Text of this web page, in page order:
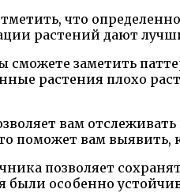
что
растений дают
сможете заметить
растения плохо
вам
поможет вам
позволяет
были особенно